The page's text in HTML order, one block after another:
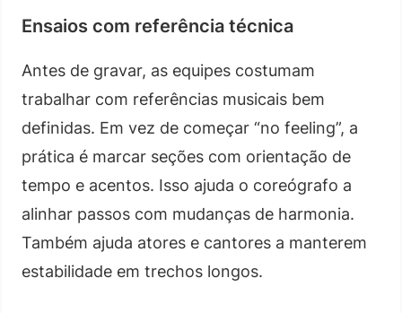
Ensaios com referência técnica
Antes de gravar, as equipes costumam
trabalhar com referências musicais bem
definidas. Em vez de começar “no feeling”, a
prática é marcar seções com orientação de
tempo e acentos. Isso ajuda o coreógrafo a
alinhar passos com mudanças de harmonia.
Também ajuda atores e cantores a manterem
estabilidade em trechos longos.